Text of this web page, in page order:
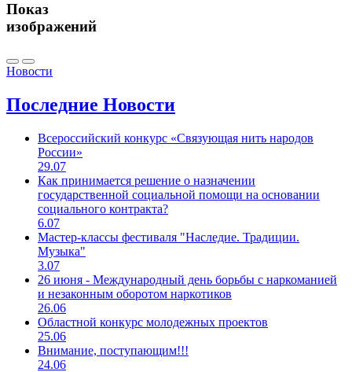
Показ
изображений
Новости
Последние Новости
Всероссийский конкурс «Связующая нить народов
России»
29.07
Как принимается решение о назначении
государственной социальной помощи на основании
социального контракта?
6.07
Мастер-классы фестиваля "Наследие. Традиции.
Музыка"
3.07
26 июня - Международный день борьбы с наркоманией
и незаконным оборотом наркотиков
26.06
Областной конкурс молодежных проектов
25.06
Внимание, поступающим!!!
24.06